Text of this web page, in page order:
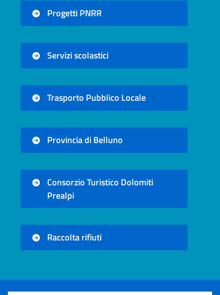
Progetti PNRR
Servizi scolastici
Trasporto Pubblico Locale
Provincia di Belluno
Consorzio Turistico Dolomiti
Prealpi
Raccolta rifiuti